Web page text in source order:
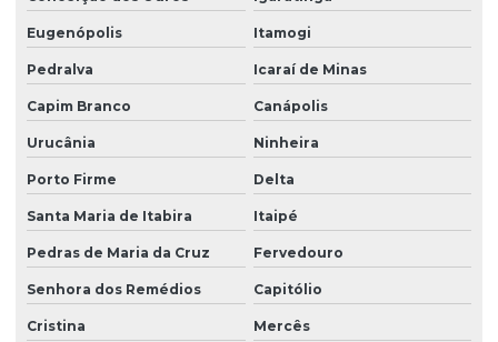
Eugenópolis Itamogi
Pedralva Icaraí de Minas
Capim Branco Canápolis
Urucânia Ninheira
Porto Firme Delta
Santa Maria de Itabira Itaipé
Pedras de Maria da Cruz Fervedouro
Senhora dos Remédios Capitólio
Cristina Mercês